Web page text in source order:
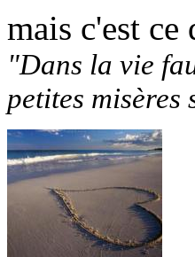
mais c'est
"Dans la vie
petites